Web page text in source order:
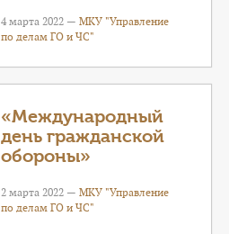
4 марта 2022 —МКУ "Управление
по делам ГО и ЧС"
«Международный
день гражданской
обороны»
2 марта 2022 —МКУ "Управление
по делам ГО и ЧС"